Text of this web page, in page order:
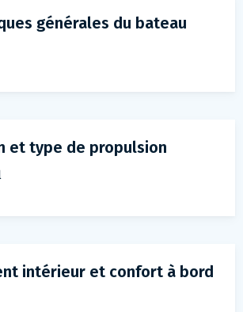
générales du bateau
et type de propulsion
intérieur et confort à bord